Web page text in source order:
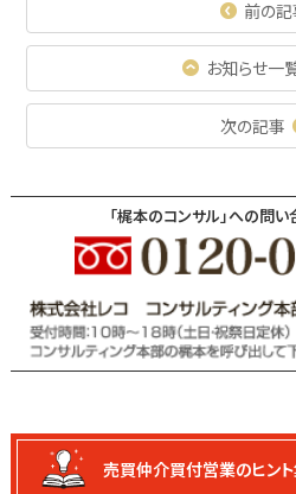
前の
お知らせ一
次の記事
「梶本のコンサル」への問
売買仲介買付営業のヒン